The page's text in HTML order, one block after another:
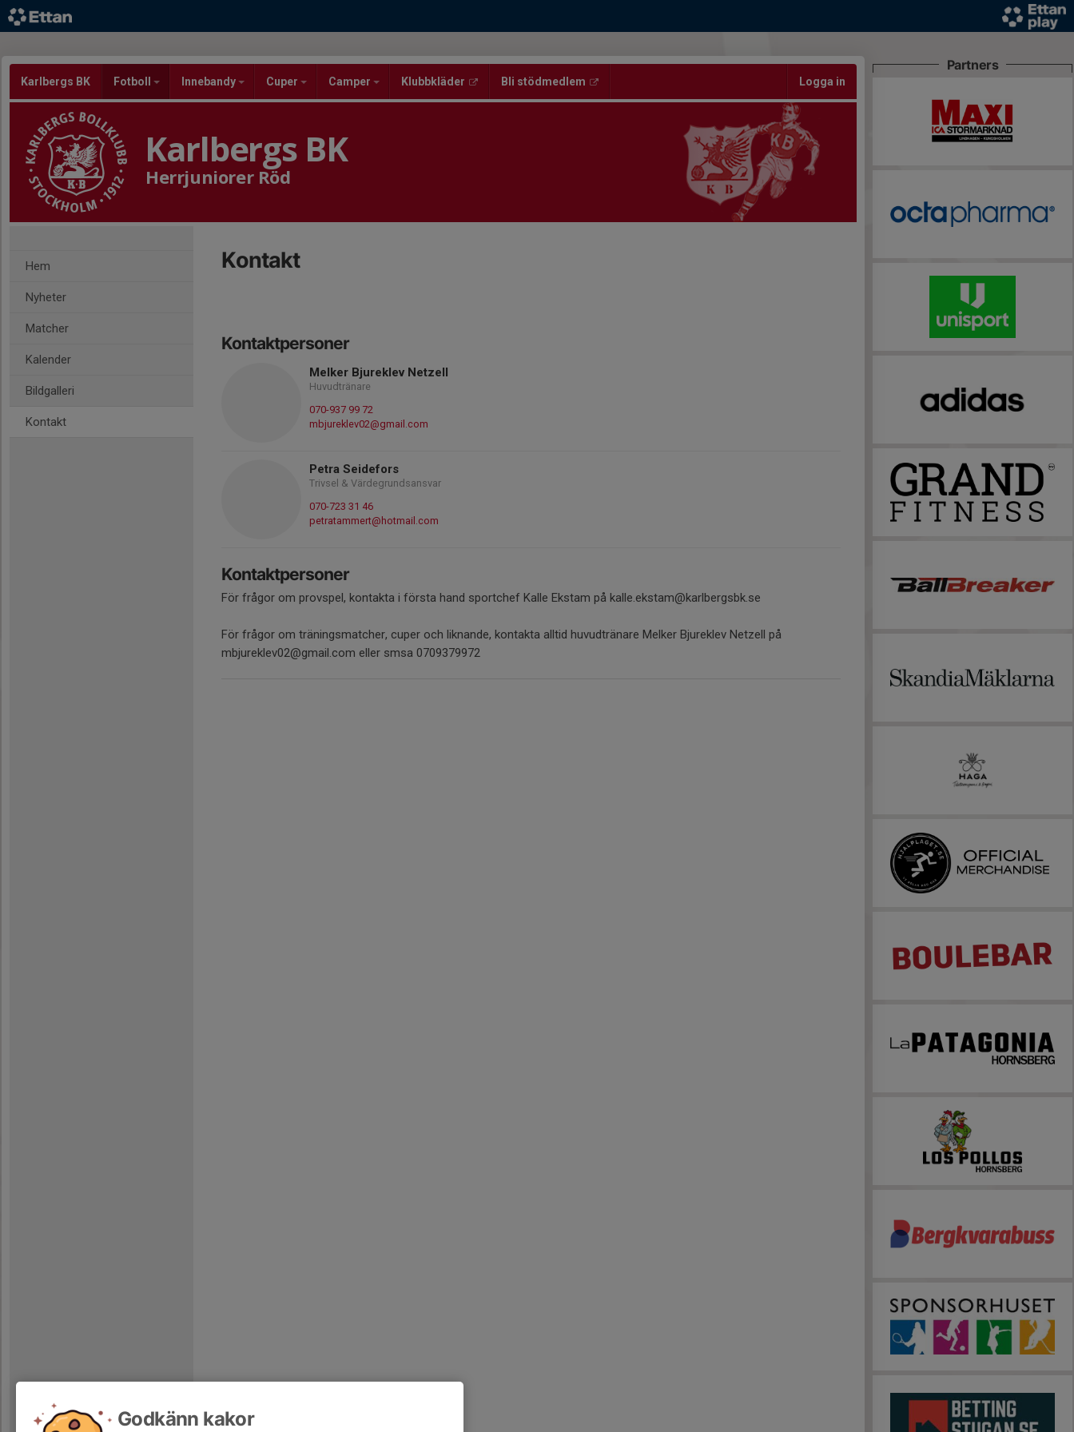
Karlbergs BK Fotboll Innebandy Cuper Camper Klubbkläder Bli stödmedlem Logga in
Karlbergs BK
Herrjuniorer Röd
Hem
Nyheter
Matcher
Kalender
Bildgalleri
Kontakt
Kontakt
Kontaktpersoner
Melker Bjureklev Netzell
Huvudtränare
070-937 99 72
mbjureklev02@gmail.com
Petra Seidefors
Trivsel & Värdegrundsansvar
070-723 31 46
petratammert@hotmail.com
Kontaktpersoner
För frågor om provspel, kontakta i första hand sportchef Kalle Ekstam på kalle.ekstam@karlbergsbk.se
För frågor om träningsmatcher, cuper och liknande, kontakta alltid huvudtränare Melker Bjureklev Netzell på
mbjureklev02@gmail.com eller smsa 0709379972
Partners
Godkänn kakor